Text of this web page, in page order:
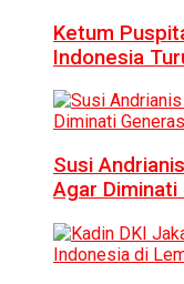
Ketum
Indonesia
Susi
Agar Diminati